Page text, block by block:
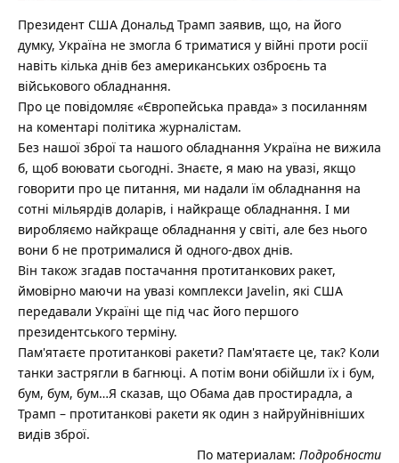
Президент США Дональд Трамп заявив, що, на його
думку, Україна не змогла б триматися у війні проти росії
навіть кілька днів без американських озброєнь та
військового обладнання.
Про це повідомляє «Європейська правда» з посиланням
на коментарі політика журналістам.
Без нашої зброї та нашого обладнання Україна не вижила
б, щоб воювати сьогодні. Знаєте, я маю на увазі, якщо
говорити про це питання, ми надали їм обладнання на
сотні мільярдів доларів, і найкраще обладнання. І ми
виробляємо найкраще обладнання у світі, але без нього
вони б не протрималися й одного-двох днів.
Він також згадав постачання протитанкових ракет,
ймовірно маючи на увазі комплекси Javelin, які США
передавали Україні ще під час його першого
президентського терміну.
Пам'ятаєте протитанкові ракети? Пам'ятаєте це, так? Коли
танки застрягли в багнюці. А потім вони обійшли їх і бум,
бум, бум, бум…Я сказав, що Обама дав простирадла, а
Трамп – протитанкові ракети як один з найруйнівніших
видів зброї.
По материалам: Подробности